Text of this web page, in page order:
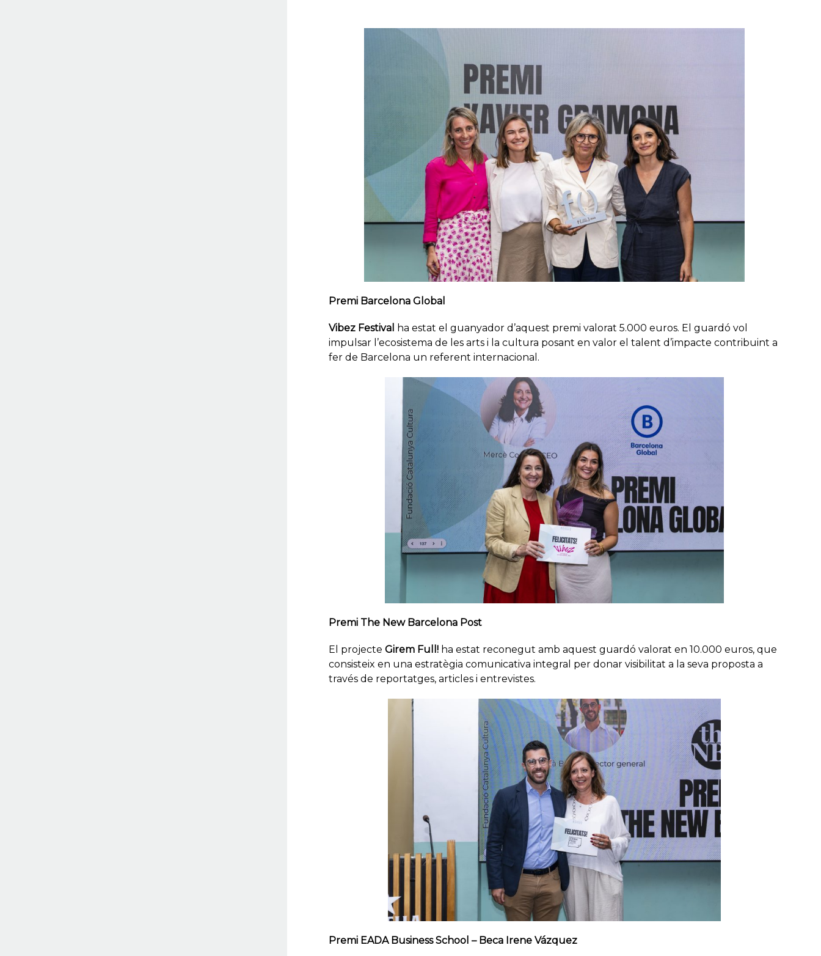
Premi Barcelona Global
Vibez Festival
ha estat el guanyador d’aquest premi valorat 5.000 euros. El guardó vol
impulsar l’ecosistema de les arts i la cultura posant en valor el talent d’impacte contribuint a
fer de Barcelona un referent internacional.
Premi The New Barcelona Post
El projecte Girem Full!ha estat reconegut amb aquest guardó valorat en 10.000 euros, que
consisteix en una estratègia comunicativa integral per donar visibilitat a la seva proposta a
través de reportatges, articles i entrevistes.
Premi EADA Business School – Beca Irene Vázquez